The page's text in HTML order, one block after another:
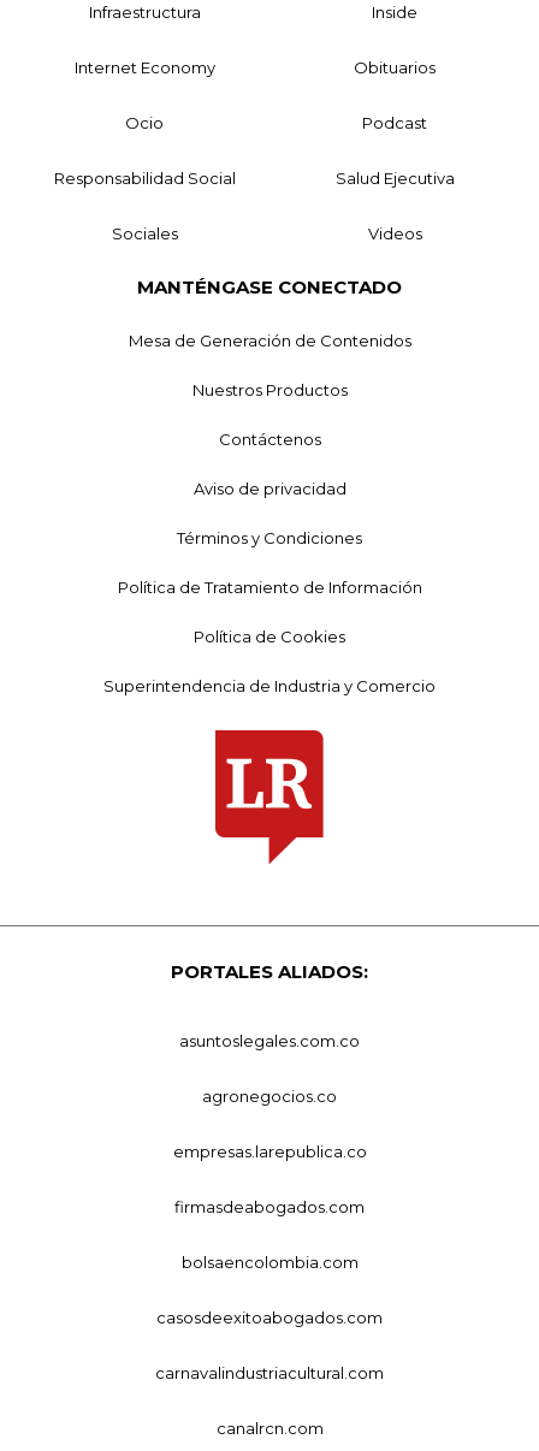
Infraestructura Inside
Internet Economy Obituarios
Ocio Podcast
Responsabilidad Social Salud Ejecutiva
Sociales Videos
MANTÉNGASE CONECTADO
Mesa de Generación de Contenidos
Nuestros Productos
Contáctenos
Aviso de privacidad
Términos y Condiciones
Política de Tratamiento de Información
Política de Cookies
Superintendencia de Industria y Comercio
PORTALES ALIADOS:
asuntoslegales.com.co
agronegocios.co
empresas.larepublica.co
firmasdeabogados.com
bolsaencolombia.com
casosdeexitoabogados.com
carnavalindustriacultural.com
canalrcn.com